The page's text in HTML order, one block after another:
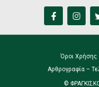
Όροι Χρήσης
Αρθρογραφία –
©